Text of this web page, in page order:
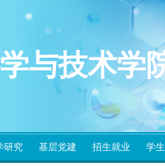
与技术学
研究 基层党建 招生就业 学